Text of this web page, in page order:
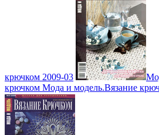
крючком 2009-03
крючком Мода и модель.Вязание